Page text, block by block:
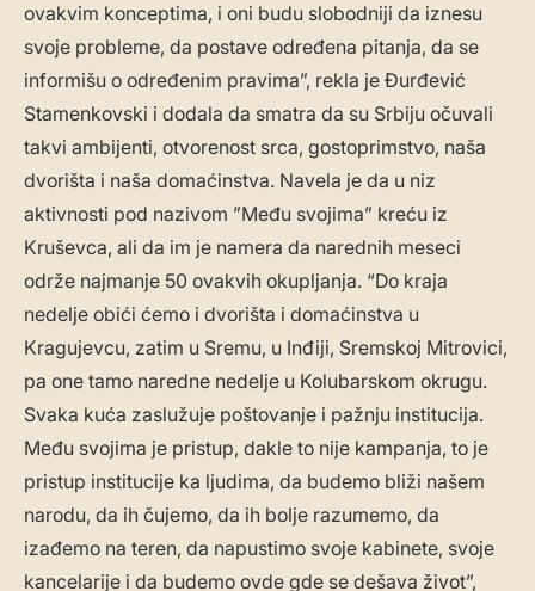
ovakvim konceptima, i oni budu slobodniji da iznesu
svoje probleme, da postave određena pitanja, da se
informišu o određenim pravima”, rekla je Đurđević
Stamenkovski i dodala da smatra da su Srbiju očuvali
takvi ambijenti, otvorenost srca, gostoprimstvo, naša
dvorišta i naša domaćinstva. Navela je da u niz
aktivnosti pod nazivom ”Među svojima” kreću iz
Kruševca, ali da im je namera da narednih meseci
održe najmanje 50 ovakvih okupljanja. “Do kraja
nedelje obići ćemo i dvorišta i domaćinstva u
Kragujevcu, zatim u Sremu, u Inđiji, Sremskoj Mitrovici,
pa one tamo naredne nedelje u Kolubarskom okrugu.
Svaka kuća zaslužuje poštovanje i pažnju institucija.
Među svojima je pristup, dakle to nije kampanja, to je
pristup institucije ka ljudima, da budemo bliži našem
narodu, da ih čujemo, da ih bolje razumemo, da
izađemo na teren, da napustimo svoje kabinete, svoje
kancelarije i da budemo ovde gde se dešava život”,